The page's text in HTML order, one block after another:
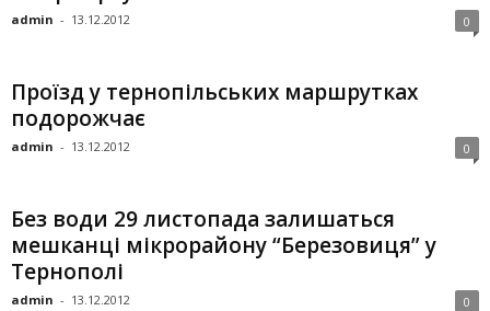
admin - 13.12.2012 0
Проїзд у тернопільських маршрутках
подорожчає
admin - 13.12.2012 0
Без води 29 листопада залишаться
мешканці мікрорайону “Березовиця” у
Тернополі
admin - 13.12.2012 0